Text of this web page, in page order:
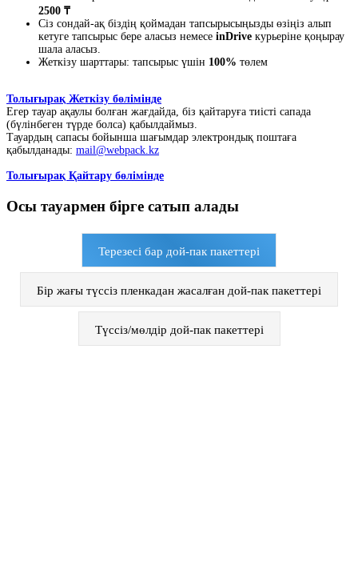
2500 ₸
Сіз сондай-ақ біздің қоймадан тапсырысыңызды өзіңіз алып
кетуге тапсырыс бере аласыз немесе inDrive курьеріне қоңырау
шала аласыз.
Жеткізу шарттары: тапсырыс үшін 100% төлем
Толығырақ Жеткізу бөлімінде
Егер тауар ақаулы болған жағдайда, біз қайтаруға тиісті сапада
(бүлінбеген түрде болса) қабылдаймыз.
Тауардың сапасы бойынша шағымдар электрондық поштаға
қабылданады: mail@webpack.kz
Толығырақ Қайтару бөлімінде
Осы тауармен бірге сатып алады
Терезесі бар дой-пак пакеттері
Бір жағы түссіз пленкадан жасалған дой-пак пакеттері
Түссіз/мөлдір дой-пак пакеттері